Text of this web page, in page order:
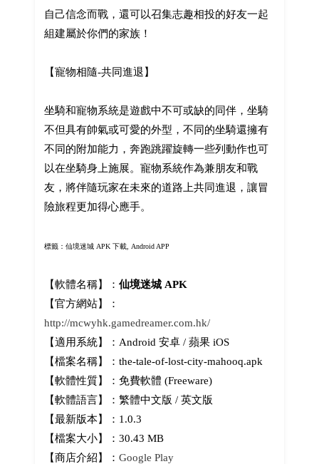
自己信念而戰，還可以召集志趣相投的好友一起
組建屬於你們的家族！
【寵物相隨-共同進退】
坐騎和寵物系統是遊戲中不可或缺的同伴，坐騎
不但具有帥氣或可愛的外型，不同的坐騎還擁有
不同的附加能力，奔跑跳躍旋轉一些列動作也可
以在坐騎身上施展。寵物系統作為兼朋友和戰
友，將伴隨玩家在未來的道路上共同進退，讓冒
險旅程更加得心應手。
標籤： 仙境迷城 APK 下載, Android APP
【軟體名稱】： 仙境迷城 APK
【官方網站】：
http://mcwyhk.gamedreamer.com.hk/
【適用系統】：Android 安卓 / 蘋果 iOS
【檔案名稱】：the-tale-of-lost-city-mahooq.apk
【軟體性質】：免費軟體 (Freeware)
【軟體語言】：繁體中文版 / 英文版
【最新版本】：1.0.3
【檔案大小】：30.43 MB
【商店介紹】： Google Play